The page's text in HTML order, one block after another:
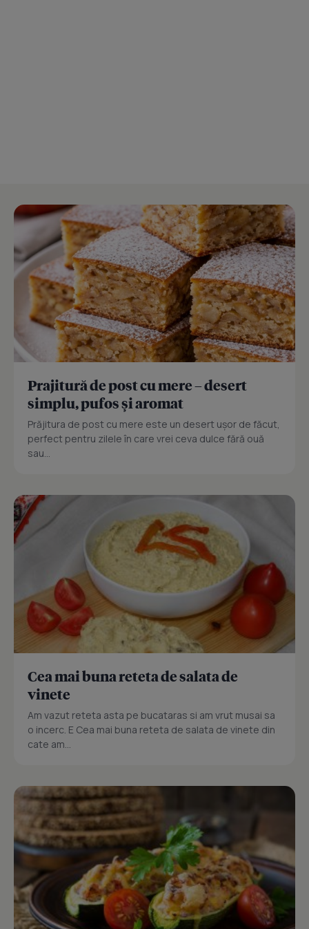
Prajitură de post cu mere – desert
simplu, pufos și aromat
Prăjitura de post cu mere este un desert ușor de făcut,
perfect pentru zilele în care vrei ceva dulce fără ouă
sau...
Cea mai buna reteta de salata de
vinete
Am vazut reteta asta pe bucataras si am vrut musai sa
o incerc. E Cea mai buna reteta de salata de vinete din
cate am...